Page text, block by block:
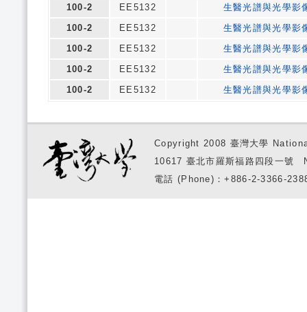
100-2
EE5132
生醫光譜與光學影
100-2
EE5132
生醫光譜與光學影
100-2
EE5132
生醫光譜與光學影
100-2
EE5132
生醫光譜與光學影
100-2
EE5132 生醫光譜與光學影
Copyright 2008 臺灣大學
10617 臺北市羅斯福路四段一
電話 (Phone)：+886-2-3366-